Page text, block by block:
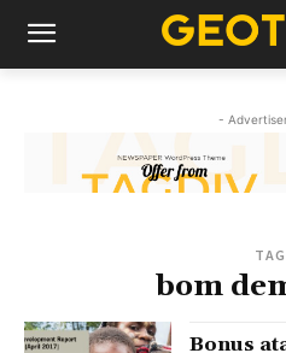
-
TAG
bom
Bonus